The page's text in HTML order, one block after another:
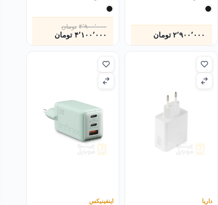
۲٬۹۰۰٬۰۰۰ تومان
۴٬۹۰۰٬۰۰۰ تومان
قیمت
بود.
۴٬۱۰۰٬۰۰۰ تومان
قیمت
است.
داریا اینفینیکس